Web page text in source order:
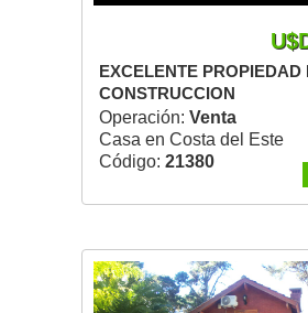
EXCELENTE PROPIEDAD
CONSTRUCCION
Operación: Venta
Casa en Costa del Este
Código: 21380